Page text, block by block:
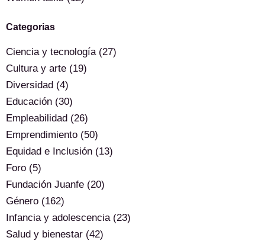
Categorias
Ciencia y tecnología (27)
Cultura y arte (19)
Diversidad (4)
Educación (30)
Empleabilidad (26)
Emprendimiento (50)
Equidad e Inclusión (13)
Foro (5)
Fundación Juanfe (20)
Género (162)
Infancia y adolescencia (23)
Salud y bienestar (42)